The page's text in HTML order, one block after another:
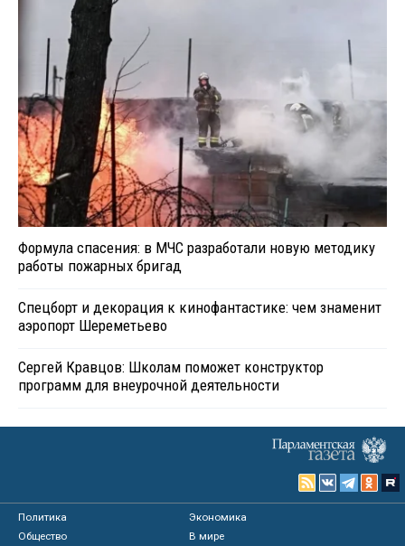
Формула спасения: в МЧС разработали новую методику
работы пожарных бригад
Спецборт и декорация к кинофантастике: чем знаменит
аэропорт Шереметьево
Сергей Кравцов: Школам поможет конструктор
программ для внеурочной деятельности
Политика
Экономика
Общество
В мире